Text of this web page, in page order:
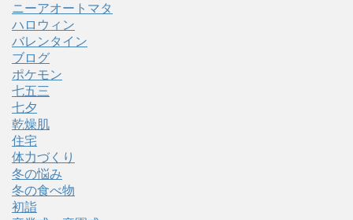
ニーアオートマタ
ハロウィン
バレンタイン
ブログ
ポケモン
七五三
七夕
乾燥肌
住宅
体力づくり
冬の悩み
冬の食べ物
初詣